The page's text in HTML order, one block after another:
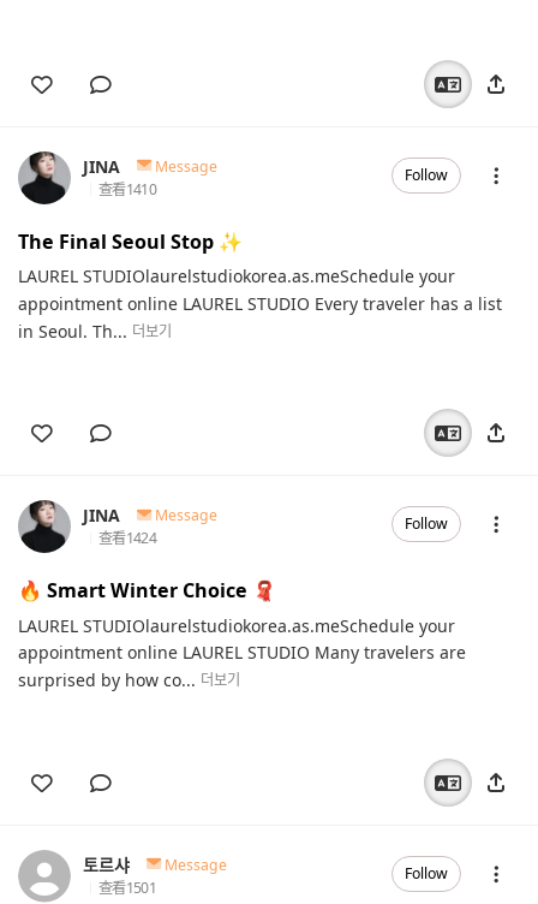
JINA
Message
查看1410
Follow
The Final Seoul Stop ✨️
LAUREL STUDIOlaurelstudiokorea.as.meSchedule your
appointment online LAUREL STUDIO Every traveler has a list
in Seoul. Th... 더보기
JINA
Message
查看1424
Follow
🔥 Smart Winter Choice 🧣
LAUREL STUDIOlaurelstudiokorea.as.meSchedule your
appointment online LAUREL STUDIO Many travelers are
surprised by how co... 더보기
토르샤
Message
查看1501
Follow